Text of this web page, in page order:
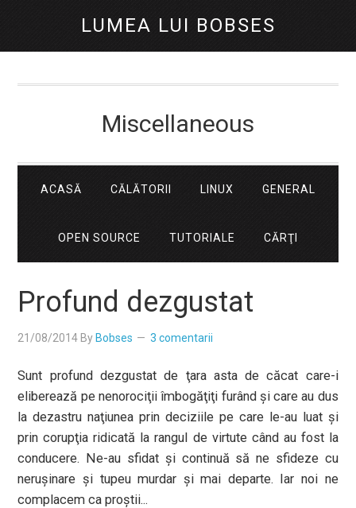
LUMEA LUI BOBSES
Miscellaneous
ACASĂ CĂLĂTORII LINUX GENERAL
OPEN SOURCE TUTORIALE CĂRŢI
Profund dezgustat
21/08/2014 By Bobses 3 comentarii
Sunt profund dezgustat de ţara asta de căcat care-i
eliberează pe nenorociţii îmbogăţiţi furând şi care au dus
la dezastru naţiunea prin deciziile pe care le-au luat şi
prin corupţia ridicată la rangul de virtute când au fost la
conducere. Ne-au sfidat şi continuă să ne sfideze cu
neruşinare şi tupeu murdar şi mai departe. Iar noi ne
complacem ca proştii...